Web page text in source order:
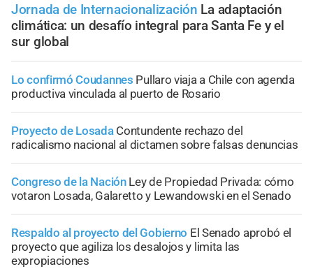
Jornada de Internacionalización La adaptación
climática: un desafío integral para Santa Fe y el
sur global
Lo confirmó Coudannes Pullaro viaja a Chile con agenda
productiva vinculada al puerto de Rosario
Proyecto de Losada Contundente rechazo del
radicalismo nacional al dictamen sobre falsas denuncias
Congreso de la Nación Ley de Propiedad Privada: cómo
votaron Losada, Galaretto y Lewandowski en el Senado
Respaldo al proyecto del Gobierno El Senado aprobó el
proyecto que agiliza los desalojos y limita las
expropiaciones